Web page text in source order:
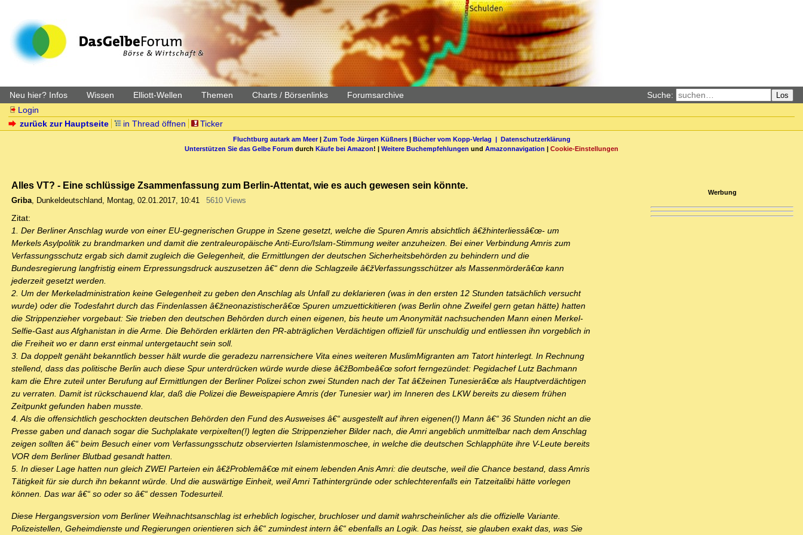
Neu hier? Infos Wissen Elliott-Wellen Themen Charts / Börsenlinks Forumsarchive Suche: Los
Login
zurück zur Hauptseite
in Thread öffnen Ticker
Fluchtburg autark am Meer| Zum Tode Jürgen Küßners| Bücher vom Kopp-Verlag | Datenschutzerklärung
Unterstützen Sie das Gelbe Forum durch Käufe bei Amazon! | Weitere Buchempfehlungen und Amazonnavigation | Cookie-Einstellungen
Alles VT? - Eine schlüssige Zsammenfassung zum Berlin-Attentat, wie es auch gewesen sein könnte.
Griba, Dunkeldeutschland, Montag, 02.01.2017, 10:41 5610 Views
Zitat:
1. Der Berliner Anschlag wurde von einer EU-gegnerischen Gruppe in Szene gesetzt, welche die Spuren Amris absichtlich â€žhinterliessâ€œ- um
Merkels Asylpolitik zu brandmarken und damit die zentraleuropäische Anti-Euro/Islam-Stimmung weiter anzuheizen. Bei einer Verbindung Amris zum
Verfassungsschutz ergab sich damit zugleich die Gelegenheit, die Ermittlungen der deutschen Sicherheitsbehörden zu behindern und die
Bundesregierung langfristig einem Erpressungsdruck auszusetzen â€“ denn die Schlagzeile â€žVerfassungsschützer als Massenmörderâ€œ kann
jederzeit gesetzt werden.
2. Um der Merkeladministration keine Gelegenheit zu geben den Anschlag als Unfall zu deklarieren (was in den ersten 12 Stunden tatsächlich versucht
wurde) oder die Todesfahrt durch das Findenlassen â€žneonazistischerâ€œ Spuren umzuettickitieren (was Berlin ohne Zweifel gern getan hätte) hatten
die Strippenzieher vorgebaut: Sie trieben den deutschen Behörden durch einen eigenen, bis heute um Anonymität nachsuchenden Mann einen Merkel-
Selfie-Gast aus Afghanistan in die Arme. Die Behörden erklärten den PR-abträglichen Verdächtigen offiziell für unschuldig und entliessen ihn vorgeblich in
die Freiheit wo er dann erst einmal untergetaucht sein soll.
3. Da doppelt genäht bekanntlich besser hält wurde die geradezu narrensichere Vita eines weiteren MuslimMigranten am Tatort hinterlegt. In Rechnung
stellend, dass das politische Berlin auch diese Spur unterdrücken würde wurde diese â€žBombeâ€œ sofort ferngezündet: Pegidachef Lutz Bachmann
kam die Ehre zuteil unter Berufung auf Ermittlungen der Berliner Polizei schon zwei Stunden nach der Tat â€žeinen Tunesierâ€œ als Hauptverdächtigen
zu verraten. Damit ist rückschauend klar, daß die Polizei die Beweispapiere Amris (der Tunesier war) im Inneren des LKW bereits zu diesem frühen
Zeitpunkt gefunden haben musste.
4. Als die offensichtlich geschockten deutschen Behörden den Fund des Ausweises â€“ ausgestellt auf ihren eigenen(!) Mann â€“ 36 Stunden nicht an die
Presse gaben und danach sogar die Suchplakate verpixelten(!) legten die Strippenzieher Bilder nach, die Amri angeblich unmittelbar nach dem Anschlag
zeigen sollten â€“ beim Besuch einer vom Verfassungsschutz observierten Islamistenmoschee, in welche die deutschen Schlapphüte ihre V-Leute bereits
VOR dem Berliner Blutbad gesandt hatten.
5. In dieser Lage hatten nun gleich ZWEI Parteien ein â€žProblemâ€œ mit einem lebenden Anis Amri: die deutsche, weil die Chance bestand, dass Amris
Tätigkeit für sie durch ihn bekannt würde. Und die auswärtige Einheit, weil Amri Tathintergründe oder schlechterenfalls ein Tatzeitalibi hätte vorlegen
können. Das war â€“ so oder so â€“ dessen Todesurteil.
Diese Hergangsversion vom Berliner Weihnachtsanschlag ist erheblich logischer, bruchloser und damit wahrscheinlicher als die offizielle Variante.
Polizeistellen, Geheimdienste und Regierungen orientieren sich â€“ zumindest intern â€“ ebenfalls an Logik. Das heisst, sie glauben exakt das, was Sie
Werbung